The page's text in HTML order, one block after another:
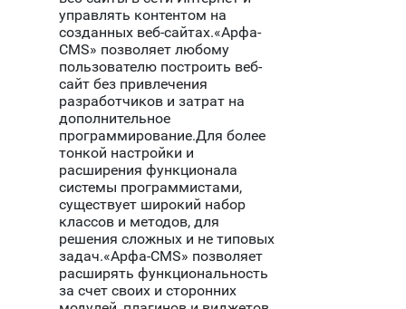
управлять контентом на
созданных веб-сайтах.«Арфа-
CMS» позволяет любому
пользователю построить веб-
сайт без привлечения
разработчиков и затрат на
дополнительное
программирование.Для более
тонкой настройки и
расширения функционала
системы программистами,
существует широкий набор
классов и методов, для
решения сложных и не типовых
задач.«Арфа-CMS» позволяет
расширять функциональность
за счет своих и сторонних